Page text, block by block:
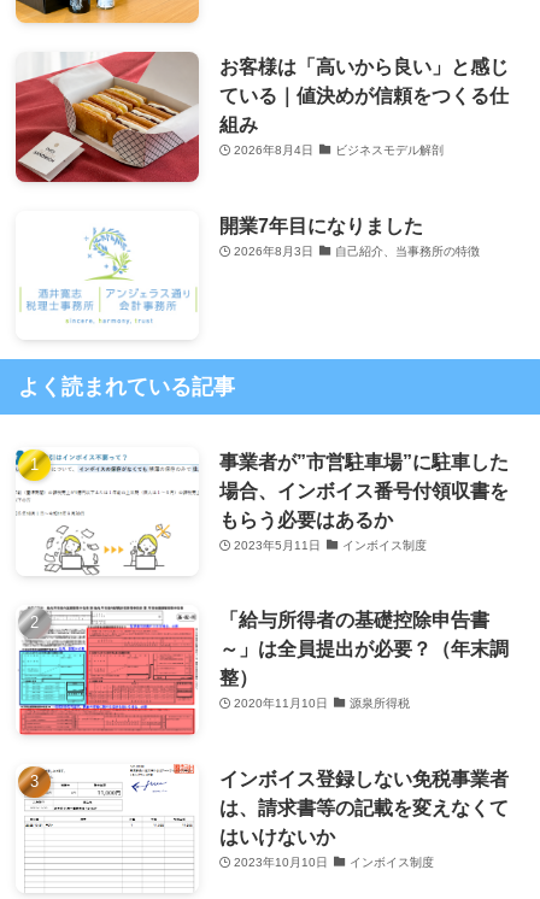
お客様は「高いから良い」と感じ
ている｜値決めが信頼をつくる仕
組み
2026年8月4日 ビジネスモデル解剖
開業7年目になりました
2026年8月3日 自己紹介、当事務所の特徴
よく読まれている記事
事業者が”市営駐車場”に駐車した
場合、インボイス番号付領収書を
もらう必要はあるか
2023年5月11日 インボイス制度
「給与所得者の基礎控除申告書
～」は全員提出が必要？（年末調
整）
2020年11月10日 源泉所得税
インボイス登録しない免税事業者
は、請求書等の記載を変えなくて
はいけないか
2023年10月10日 インボイス制度